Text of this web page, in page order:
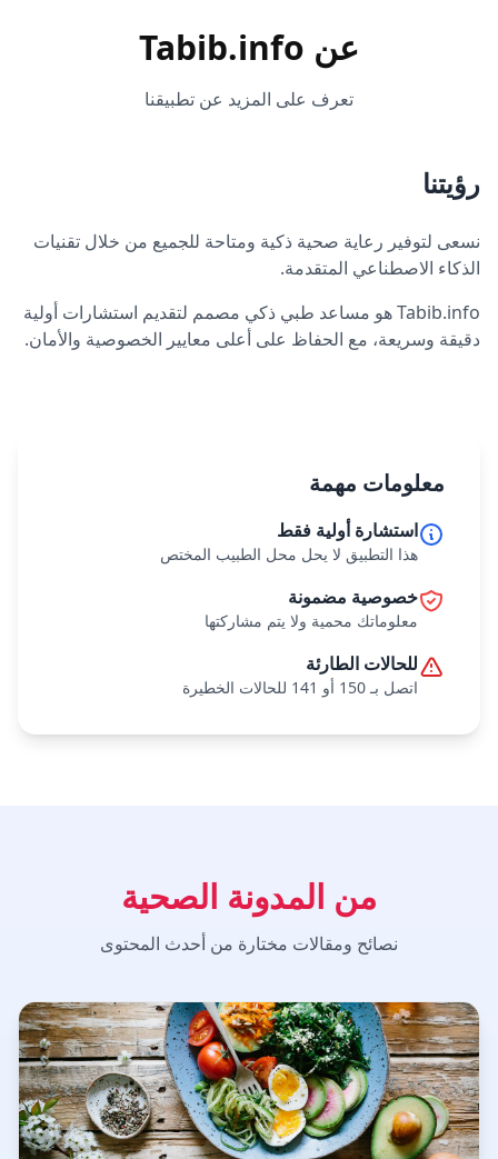
عن Tabib.info
تعرف على المزيد عن تطبيقنا
رؤيتنا
نسعى لتوفير رعاية صحية ذكية ومتاحة للجميع من خلال تقنيات
الذكاء الاصطناعي المتقدمة.
Tabib.info هو مساعد طبي ذكي مصمم لتقديم استشارات أولية
دقيقة وسريعة، مع الحفاظ على أعلى معايير الخصوصية والأمان.
معلومات مهمة
استشارة أولية فقط
هذا التطبيق لا يحل محل الطبيب المختص
خصوصية مضمونة
معلوماتك محمية ولا يتم مشاركتها
للحالات الطارئة
اتصل بـ 150 أو 141 للحالات الخطيرة
من المدونة الصحية
نصائح ومقالات مختارة من أحدث المحتوى